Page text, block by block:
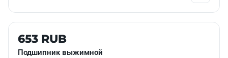
Б/У В НАЛИЧИИ
653 RUB
Подшипник выжимной